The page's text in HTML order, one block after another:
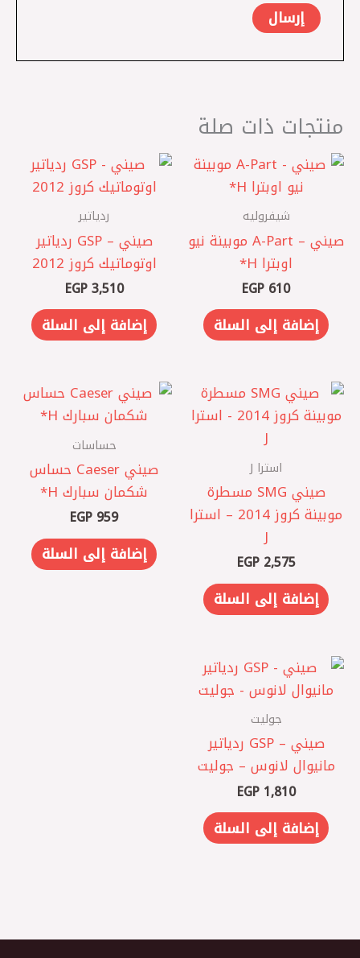
منتجات ذات صلة
شيفروليه
صيني – A-Part موبينة نيو
اوبترا H*
EGP 610
إضافة إلى السلة
ردياتير
صيني – GSP ردياتير
اوتوماتيك كروز 2012
EGP3,510
إضافة إلى السلة
استرا J
صيني SMG مسطرة
موبينة كروز 2014 – استرا
J
EGP2,575
إضافة إلى السلة
حساسات
صيني Caeser حساس
شكمان سبارك ‏H*
EGP 959
إضافة إلى السلة
جوليت
صيني – GSP ردياتير
مانيوال لانوس – جوليت
EGP1,810
إضافة إلى السلة